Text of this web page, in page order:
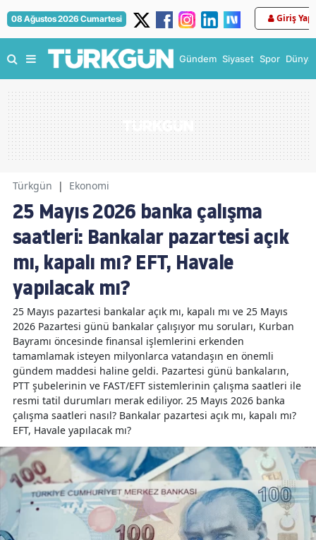
08 Ağustos 2026 Cumartesi Giriş Yap
Gündem Siyaset Spor Dünya
Türkgün | Ekonomi
25 Mayıs 2026 banka çalışma
saatleri: Bankalar pazartesi açık
mı, kapalı mı? EFT, Havale
yapılacak mı?
25 Mayıs pazartesi bankalar açık mı, kapalı mı ve 25 Mayıs
2026 Pazartesi günü bankalar çalışıyor mu soruları, Kurban
Bayramı öncesinde finansal işlemlerini erkenden
tamamlamak isteyen milyonlarca vatandaşın en önemli
gündem maddesi haline geldi. Pazartesi günü bankaların,
PTT şubelerinin ve FAST/EFT sistemlerinin çalışma saatleri ile
resmi tatil durumları merak ediliyor. 25 Mayıs 2026 banka
çalışma saatleri nasıl? Bankalar pazartesi açık mı, kapalı mı?
EFT, Havale yapılacak mı?